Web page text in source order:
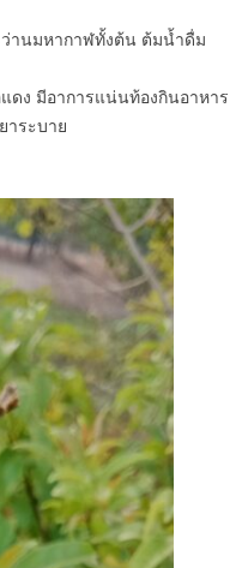
านมหากาฬทั้งต้น ต้มน้ำดื่ม
ดง มีอาการแน่นท้องกินอาหาร
าระบาย